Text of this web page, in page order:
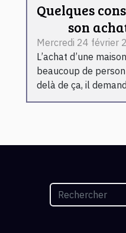
Quelques
son
Mercredi 24 février
L’achat d’une
beaucoup de
delà de ça, il